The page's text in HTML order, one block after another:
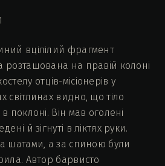
вцілілий фрагмент
розташована на правій колоні
отців-місіонерів у
світлинах видно, що тіло
поклоні. Він мав оголені
й зігнуті в ліктях руки.
шатами, а за спиною були
Автор барвисто